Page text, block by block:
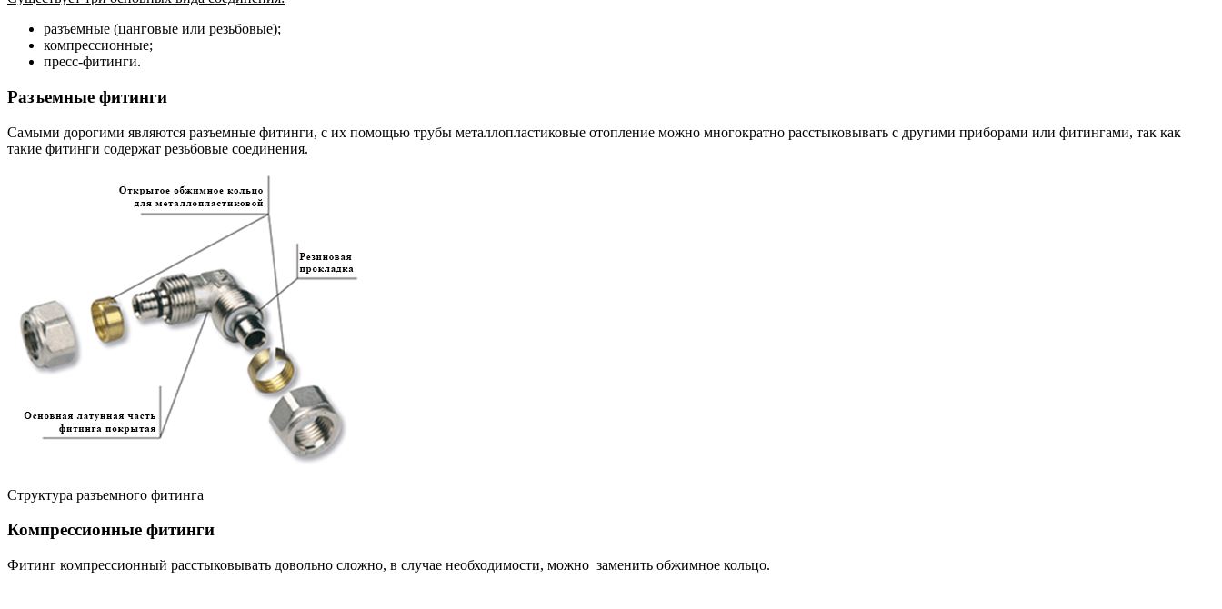
разъемные (цанговые или резьбовые);
компрессионные;
пресс-фитинги.
Разъемные фитинги
Самыми дорогими являются разъемные фитинги, с их помощью трубы металлопластиковые отопление можно многократно расстыковывать с другими приборами или фитингами, так как
такие фитинги содержат резьбовые соединения.
Структура разъемного фитинга
Компрессионные фитинги
Фитинг компрессионный расстыковывать довольно сложно, в случае необходимости, можно заменить обжимное кольцо.